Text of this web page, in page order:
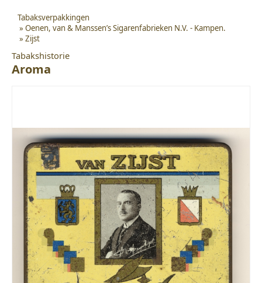
Tabaksverpakkingen
» Oenen, van & Manssen’s Sigarenfabrieken N.V. - Kampen.
» Zijst
Tabakshistorie
Aroma